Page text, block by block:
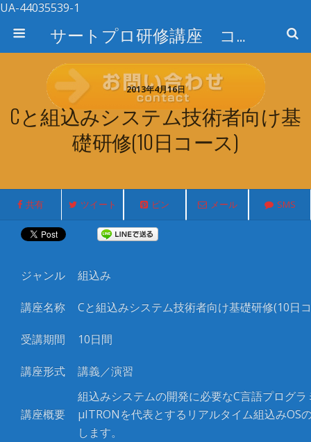
UA-44035539-1
サートプロ研修講座 コース検索
2013年4月16日
Cと組込みシステム技術者向け基
礎研修(10日コース)
共有 ツイート ピン メール SMS
ジャンル 組込み
講座名称 Cと組込みシステム技術者向け基礎研修(10日
受講期間 10日間
講座形式 講義／演習
講座概要
組込みシステムの開発に必要なC言語プログラ
μITRONを代表とするリアルタイム組込みOS
します。